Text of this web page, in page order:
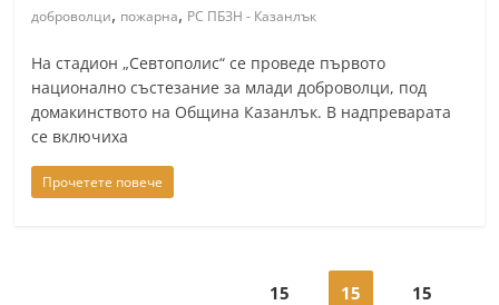
доброволци, пожарна, РС ПБЗН - Казанлък
На стадион „Севтополис“ се проведе първото
национално състезание за млади доброволци, под
домакинството на Община Казанлък. В надпреварата
се включиха
Прочетете повече
15
15
15